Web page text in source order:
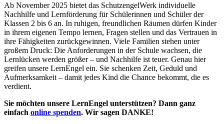
Ab November 2025 bietet das SchutzengelWerk individuelle
Nachhilfe und Lernförderung für Schülerinnen und Schüler der
Klassen 2 bis 6 an. In ruhigen, freundlichen Räumen dürfen Kinder
in ihrem eigenen Tempo lernen, Fragen stellen und das Vertrauen in
ihre Fähigkeiten zurückgewinnen. Viele Familien stehen unter
großem Druck: Die Anforderungen in der Schule wachsen, die
Lernlücken werden größer – und Nachhilfe ist teuer. Genau hier
greifen unsere LernEngel ein. Sie schenken Zeit, Geduld und
Aufmerksamkeit – damit jedes Kind die Chance bekommt, die es
verdient.
Sie möchten unsere LernEngel unterstützen? Dann ganz
einfach online spenden. Wir sagen DANKE!